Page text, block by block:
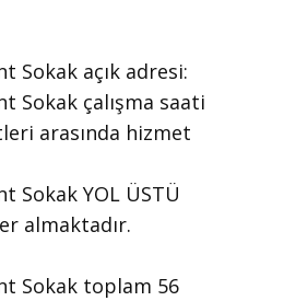
Sokak ​açık adresi:
Sokak ​çalışma saati
arasında ​hizmet
Sokak YOL ÜSTÜ
almaktadır.
Sokak toplam 56